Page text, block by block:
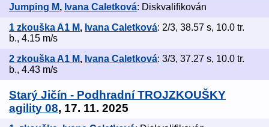
Jumping M, Ivana Caletková: Diskvalifikován
1 zkouška A1 M, Ivana Caletková: 2/3, 38.57 s, 10.0 tr.
b., 4.15 m/s
2 zkouška A1 M, Ivana Caletková: 3/3, 37.27 s, 10.0 tr.
b., 4.43 m/s
Starý Jičín - Podhradní TROJZKOUŠKY
agility 08, 17. 11. 2025